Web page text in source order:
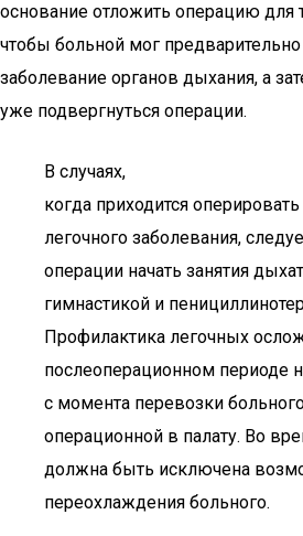
основание отложить операцию для
чтобы больной мог предварительно
заболевание органов дыхания, а
уже подвергнуться операции.
В случаях,
когда приходится
легочного заболевания,
операции начать занятия
гимнастикой и
Профилактика легочных
послеоперационном периоде
с момента перевозки
операционной в палату. Во
должна быть исключена
переохлаждения больного.